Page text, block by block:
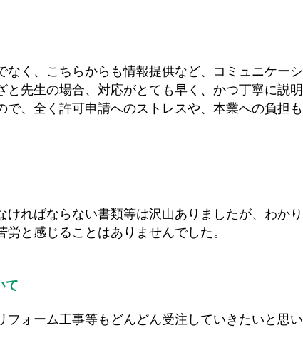
く、こちらからも情報提供など、コミュニケーシ
と先生の場合、対応がとても早く、かつ丁寧に説明
で、全く許可申請へのストレスや、本業への負担も
ればならない書類等は沢山ありましたが、わかり
と感じることはありませんでした。
て
ォーム工事等もどんどん受注していきたいと思い